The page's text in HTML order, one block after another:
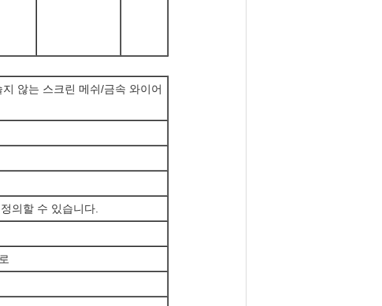
않는 스크린 메쉬/금속 와이어
의할 수 있습니다.